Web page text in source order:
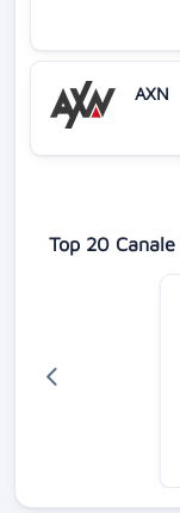
AXN
Top 20